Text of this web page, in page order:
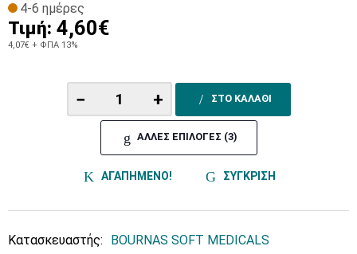
4-6 ημέρες
Τιμή: 4,60€
4,07€ + ΦΠΑ 13%
− + ΣΤΟ ΚΑΛΑΘΙ
ΑΛΛΕΣ ΕΠΙΛΟΓΕΣ (3)
ΑΓΑΠΗΜΕΝΟ! ΣΥΓΚΡΙΣΗ
Κατασκευαστής: BOURNAS SOFT MEDICALS